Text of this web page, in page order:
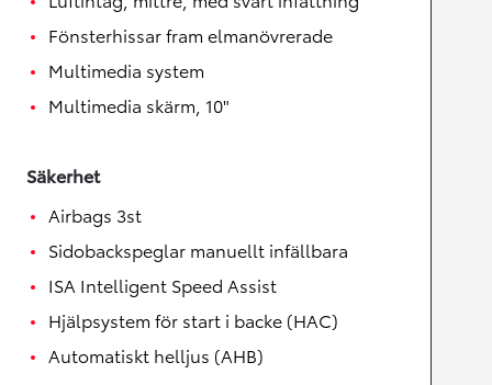
Fönsterhissar fram elmanövrerade
Multimedia system
Multimedia skärm, 10"
Säkerhet
Airbags 3st
Sidobackspeglar manuellt infällbara
ISA Intelligent Speed Assist
Hjälpsystem för start i backe (HAC)
Automatiskt helljus (AHB)